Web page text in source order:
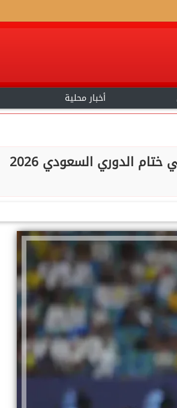
أخبار محلية
العالمي يسعي للتتويج .. موعد مباراة النصر وضمك في ختام الدوري السعودي 2026